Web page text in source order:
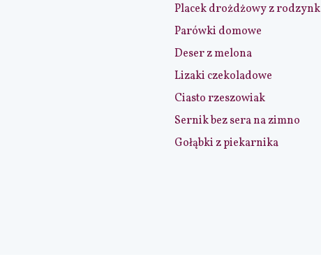
Placek drożdżowy z
Parówki domowe
Deser z melona
Lizaki czekoladowe
Ciasto rzeszowiak
Sernik bez sera na zimno
Gołąbki z piekarnika